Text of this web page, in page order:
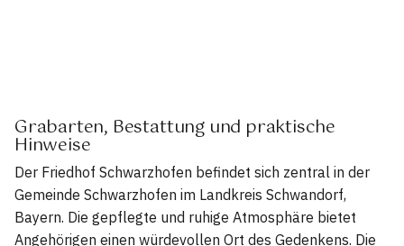
Grabarten, Bestattung und praktische
Hinweise
Der Friedhof Schwarzhofen befindet sich zentral in der
Gemeinde Schwarzhofen im Landkreis Schwandorf,
Bayern. Die gepflegte und ruhige Atmosphäre bietet
Angehörigen einen würdevollen Ort des Gedenkens. Die